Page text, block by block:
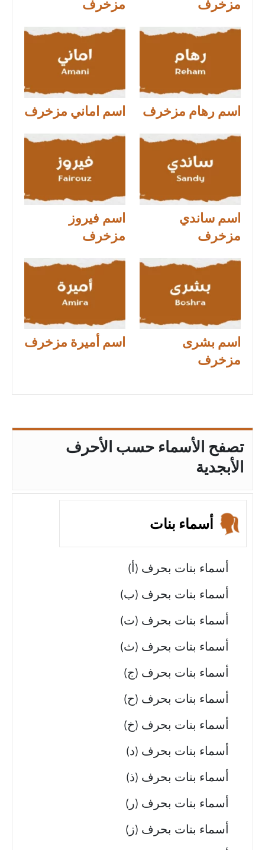
مزخرف مزخرف
اسم رهام مزخرف اسم اماني مزخرف
اسم ساندي
مزخرف
اسم فيروز
مزخرف
اسم بشرى
مزخرف
اسم أميرة مزخرف
تصفح الأسماء حسب الأحرف
الأبجدية
أسماء بنات
أسماء بنات بحرف (أ)
أسماء بنات بحرف (ب)
أسماء بنات بحرف (ت)
أسماء بنات بحرف (ث)
أسماء بنات بحرف (ج)
أسماء بنات بحرف (ح)
أسماء بنات بحرف (خ)
أسماء بنات بحرف (د)
أسماء بنات بحرف (ذ)
أسماء بنات بحرف (ر)
أسماء بنات بحرف (ز)